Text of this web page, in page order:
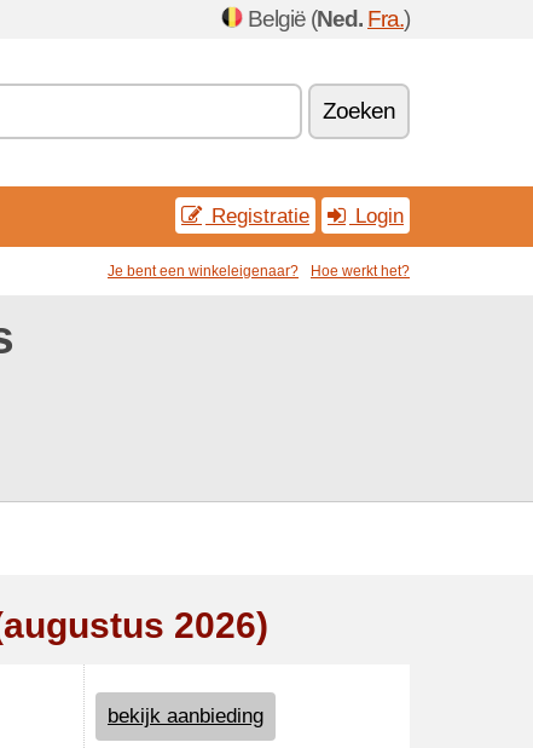
België (Ned. Fra.)
Zoeken
Registratie Login
Je bent een winkeleigenaar? Hoe werkt het?
2026)
bekijk aanbieding